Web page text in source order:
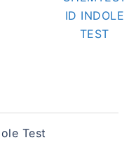
ID INDOLE
TEST
Test